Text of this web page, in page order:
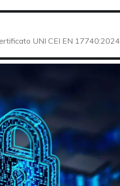
UNI CEI EN 17740:2024